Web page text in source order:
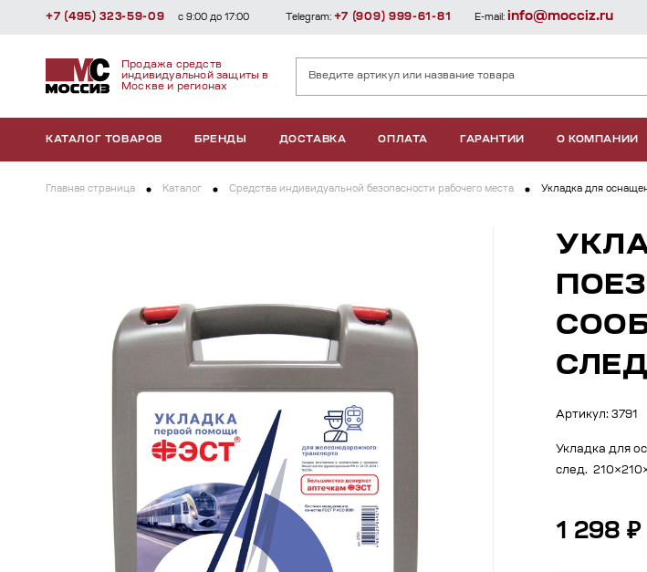
Продажа средств
индивидуальной защиты в
Москве и регионах
КАТАЛОГ ТОВАРОВ БРЕНДЫ ДОСТАВКА ОПЛАТА ГАРАНТИИ О КОМПАНИИ
+7 (495) 323-59-09 с 9:00 до 17:00 Telegram: +7 (909) 999-61-81 E-mail: info@mocciz.ru
Главная страница Каталог Средства индивидуальной безопасности рабочего места Укладка для
Артикул: 3791
Укладка для
след.
1 298 ₽